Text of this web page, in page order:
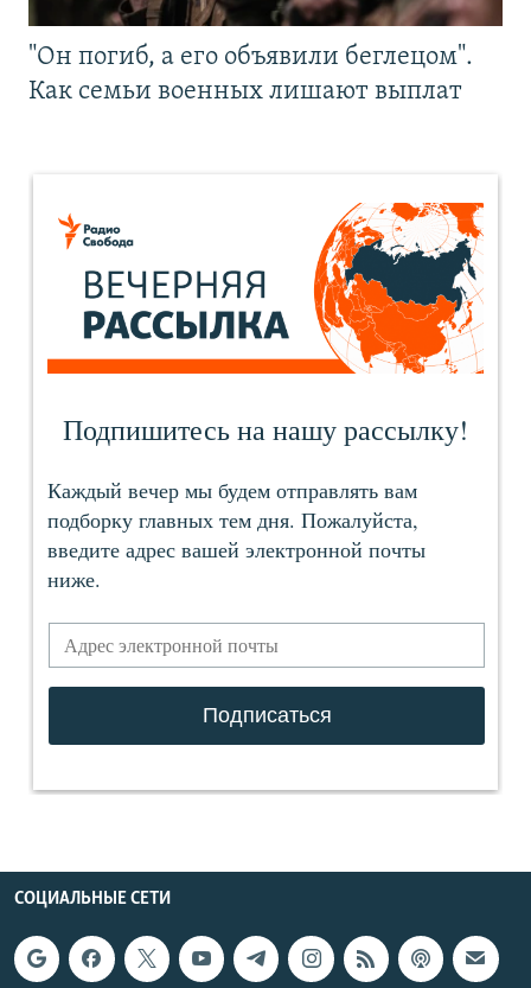
"Он погиб, а его объявили беглецом".
Как семьи военных лишают выплат
СОЦИАЛЬНЫЕ СЕТИ